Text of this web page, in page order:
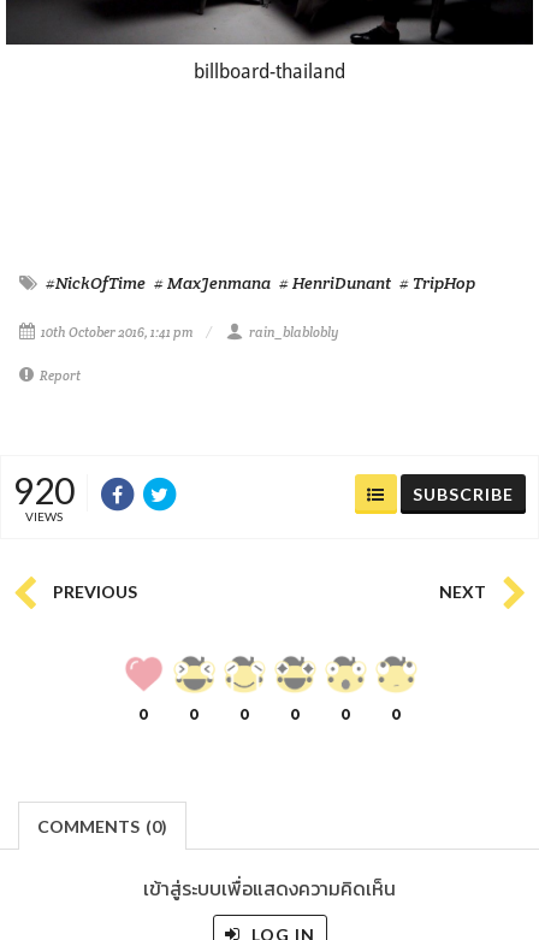
billboard-thailand
#NickOfTime # MaxJenmana # HenriDunant # TripHop
10th October 2016, 1:41 pm rain_blablobly
Report
920
VIEWS
SUBSCRIBE
PREVIOUS NEXT
0 0 0 0 0 0
COMMENTS (0)
เข้าสู่ระบบเพื่อแสดงความคิดเห็น
LOG IN